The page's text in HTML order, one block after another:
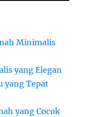
Minimalis
yang Elegan
yang Tepat
yang Cocok